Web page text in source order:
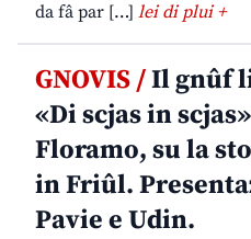
da fâ par […] lei di plui +
GNOVIS /Il gnûf
«Di scjas in
Floramo, su la
in Friûl.
Pavie e Udin.